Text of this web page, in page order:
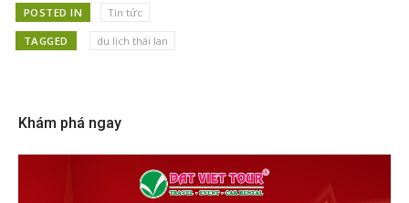
POSTED IN Tin tức
TAGGED du lịch thái lan
Khám phá ngay